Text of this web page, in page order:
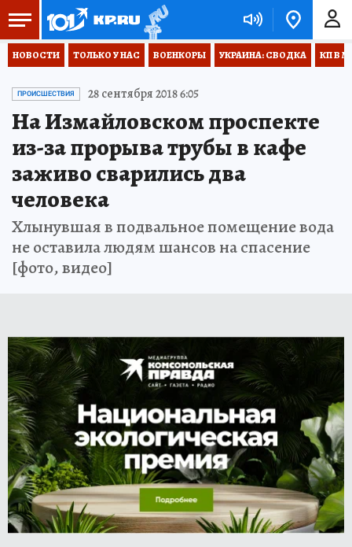
НОВОСТИ ТОЛЬКО У НАС ВОЕНКОРЫ УКРАИНА: СВОДКА КП В
ПРОИСШЕСТВИЯ 28 сентября 2018 6:05
На Измайловском проспекте
из-за прорыва трубы в кафе
заживо сварились два
человека
Хлынувшая в подвальное помещение вода
не оставила людям шансов на спасение
[фото, видео]